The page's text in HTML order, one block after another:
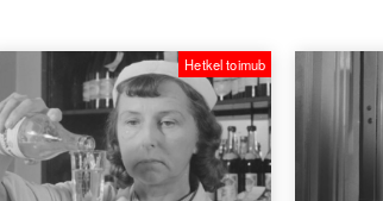
Hetkel toimub